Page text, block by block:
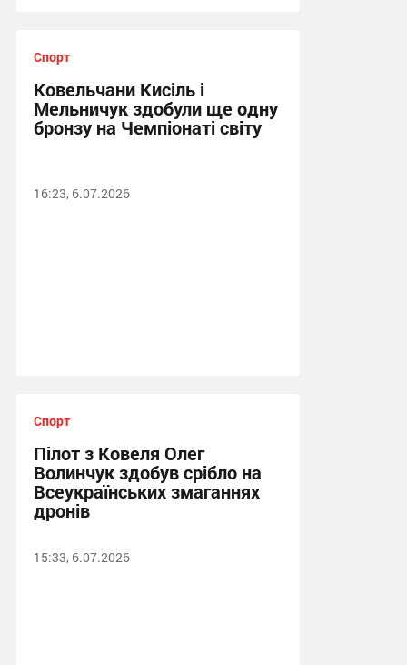
Спорт
Ковельчани Кисіль і
Мельничук здобули ще одну
бронзу на Чемпіонаті світу
16:23, 6.07.2026
Спорт
Пілот з Ковеля Олег
Волинчук здобув срібло на
Всеукраїнських змаганнях
дронів
15:33, 6.07.2026